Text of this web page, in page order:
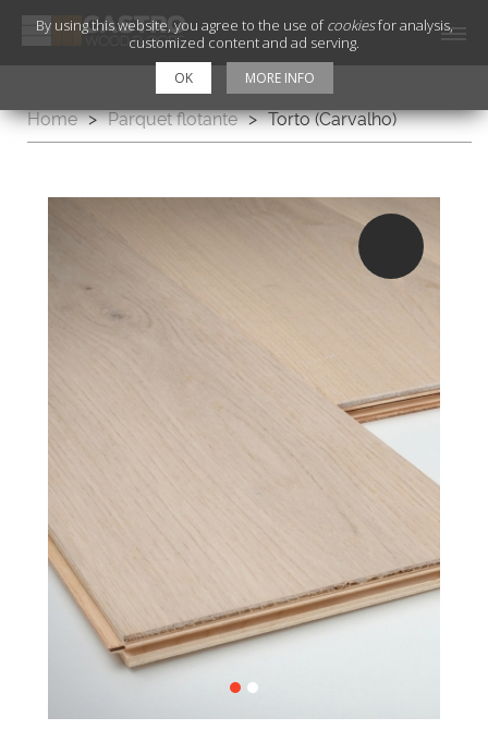
Home > Parquet flotante > Torto (Carvalho)
By using this website, you agree to the use ofcookiesfor analysis,
customized content and ad serving.
OK MORE INFO